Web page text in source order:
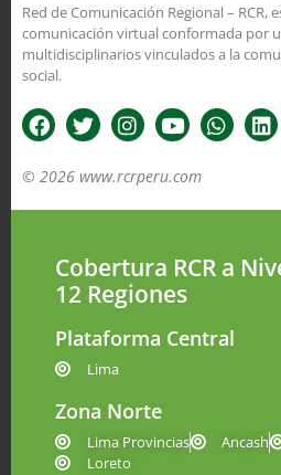
Red de Comunicación Regional – RCR,
comunicación virtual conformada por
multidisciplinarios vinculados a la
social.
© 2026 www.rcrperu.com
Cobertura RCR a
12 Regiones
Plataforma Central
Lima
Zona Norte
Lima Provincias Ancash
Loreto